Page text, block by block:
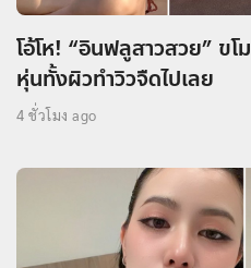
โอ้โห! “อินฟลูสาวสวย” ข
หุ่นทั้งผิวทำวิวจืดไปเลย
4 ชั่วโมง ago